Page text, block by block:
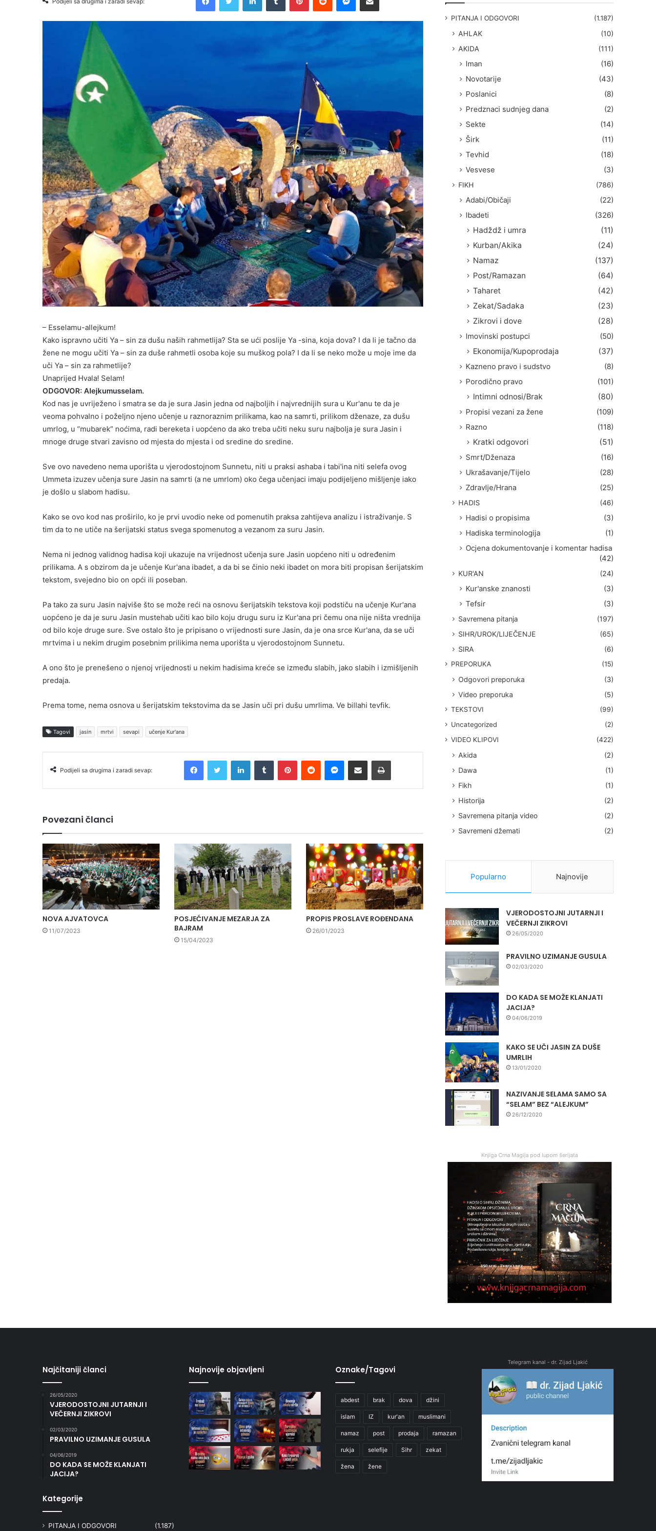
– Esselamu-allejkum!
Kako ispravno učiti Ya – sin za dušu naših rahmetlija? Sta se ući poslije Ya -sina, koja dova? I da li je tačno da
žene ne mogu učiti Ya – sin za duše rahmetli osoba koje su muškog pola? I da li se neko može u moje ime da
uči Ya – sin za rahmetlije?
Unaprijed Hvala! Selam!
ODGOVOR: Alejkumusselam.
Kod nas je uvriježeno i smatra se da je sura Jasin jedna od najboljih i najvrednijih sura u Kur'anu te da je
veoma pohvalno i poželjno njeno učenje u raznoraznim prilikama, kao na samrti, prilikom dženaze, za dušu
umrlog, u “mubarek” noćima, radi bereketa i uopćeno da ako treba učiti neku suru najbolja je sura Jasin i
mnoge druge stvari zavisno od mjesta do mjesta i od sredine do sredine.
Sve ovo navedeno nema uporišta u vjerodostojnom Sunnetu, niti u praksi ashaba i tabi'ina niti selefa ovog
Ummeta izuzev učenja sure Jasin na samrti (a ne umrlom) oko čega učenjaci imaju podijeljeno mišljenje iako
je došlo u slabom hadisu.
Kako se ovo kod nas proširilo, ko je prvi uvodio neke od pomenutih praksa zahtijeva analizu i istraživanje. S
tim da to ne utiče na šerijatski status svega spomenutog a vezanom za suru Jasin.
Nema ni jednog validnog hadisa koji ukazuje na vrijednost učenja sure Jasin uopćeno niti u određenim
prilikama. A s obzirom da je učenje Kur'ana ibadet, a da bi se činio neki ibadet on mora biti propisan šerijatskim
tekstom, svejedno bio on opći ili poseban.
Pa tako za suru Jasin najviše što se može reći na osnovu šerijatskih tekstova koji podstiču na učenje Kur'ana
uopćeno je da je suru Jasin mustehab učiti kao bilo koju drugu suru iz Kur'ana pri čemu ona nije ništa vrednija
od bilo koje druge sure. Sve ostalo što je pripisano o vrijednosti sure Jasin, da je ona srce Kur'ana, da se uči
mrtvima i u nekim drugim posebnim prilikima nema uporišta u vjerodostojnom Sunnetu.
A ono što je prenešeno o njenoj vrijednosti u nekim hadisima kreće se između slabih, jako slabih i izmišljenih
predaja.
Prema tome, nema osnova u šerijatskim tekstovima da se Jasin uči pri dušu umrlima. Ve billahi tevfik.
Tagovi jasin mrtvi sevapi učenje Kur'ana
Podijeli sa drugima i zaradi sevap:
Povezani članci
NOVA AJVATOVCA
11/07/2023
POSJEĆIVANJE MEZARJA ZA
BAJRAM
15/04/2023
PROPIS PROSLAVE ROĐENDANA
26/01/2023
PITANJA I ODGOVORI (1.187)
AHLAK
(10)
AKIDA
(111)
Iman
(16)
Novotarije
(43)
Poslanici
(8)
Predznaci sudnjeg dana
(2)
Sekte
(14)
Širk
(11)
Tevhid
(18)
Vesvese
(3)
FIKH (786)
Adabi/Običaji
(22)
Ibadeti
(326)
Hadždž i umra
(11)
Kurban/Akika
(24)
Namaz
(137)
Post/Ramazan
(64)
Taharet
(42)
Zekat/Sadaka
(23)
Zikrovi i dove
(28)
Imovinski postupci
(50)
Ekonomija/Kupoprodaja
(37)
Kazneno pravo i sudstvo
(8)
Porodično pravo
(101)
Intimni odnosi/Brak
(80)
Propisi vezani za žene
(109)
Razno
(118)
Kratki odgovori
(51)
Smrt/Dženaza
(16)
Ukrašavanje/Tijelo
(28)
Zdravlje/Hrana
(25)
HADIS (46)
Hadisi o propisima
(3)
Hadiska terminologija
(1)
Ocjena dokumentovanje i komentar hadisa
(42)
KUR'AN (24)
Kur'anske znanosti
(3)
Tefsir
(3)
Savremena pitanja
(197)
SIHR/UROK/LIJEČENJE
(65)
SIRA
(6)
PREPORUKA (15)
Odgovori preporuka
(3)
Video preporuka
(5)
TEKSTOVI
(99)
Uncategorized
(2)
VIDEO KLIPOVI
(422)
Akida
(2)
Dawa
(1)
Fikh
(1)
Historija
(2)
Savremena pitanja video
(2)
Savremeni džemati
(2)
Popularno Najnovije
VJERODOSTOJNI JUTARNJI I
VEČERNJI ZIKROVI
26/05/2020
PRAVILNO UZIMANJE GUSULA
02/03/2020
DO KADA SE MOŽE KLANJATI
JACIJA?
04/06/2019
KAKO SE UČI JASIN ZA DUŠE
UMRLIH
13/01/2020
NAZIVANJE SELAMA SAMO SA
“SELAM” BEZ “ALEJKUM”
26/12/2020
Knjiga Crna Magija pod lupom šerijata
Najčitaniji članci
26/05/2020
VJERODOSTOJNI JUTARNJI I
VEČERNJI ZIKROVI
02/03/2020
PRAVILNO UZIMANJE GUSULA
04/06/2019
DO KADA SE MOŽE KLANJATI
JACIJA?
Kategorije
PITANJA I ODGOVORI (1.187)
Najnovije objavljeni Oznake/Tagovi
abdest brak dova džini
islam IZ kur'an muslimani
namaz post prodaja ramazan
rukja selefije Sihr zekat
žena žene
Telegram kanal - dr. Zijad Ljakić